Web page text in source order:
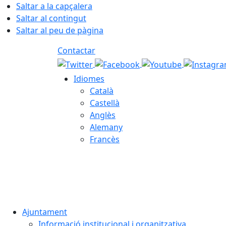
Saltar a la capçalera
Saltar al contingut
Saltar al peu de pàgina
Contactar
Idiomes
Català
Castellà
Anglès
Alemany
Francès
Ajuntament